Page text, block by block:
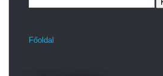
Főoldal